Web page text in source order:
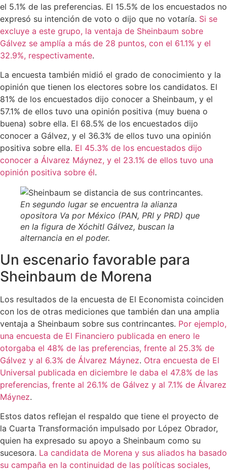
el 5.1% de las preferencias. El 15.5% de los encuestados no
expresó su intención de voto o dijo que no votaría. Si se
excluye a este grupo, la ventaja de Sheinbaum sobre
Gálvez se amplía a más de 28 puntos, con el 61.1% y el
32.9%, respectivamente.
La encuesta también midió el grado de conocimiento y la
opinión que tienen los electores sobre los candidatos. El
81% de los encuestados dijo conocer a Sheinbaum, y el
57.1% de ellos tuvo una opinión positiva (muy buena o
buena) sobre ella. El 68.5% de los encuestados dijo
conocer a Gálvez, y el 36.3% de ellos tuvo una opinión
positiva sobre ella. El 45.3% de los encuestados dijo
conocer a Álvarez Máynez, y el 23.1% de ellos tuvo una
opinión positiva sobre él.
En segundo lugar se encuentra la alianza
opositora Va por México (PAN, PRI y PRD) que
en la figura de Xóchitl Gálvez, buscan la
alternancia en el poder.
Un escenario favorable para
Sheinbaum de Morena
Los resultados de la encuesta de El Economista coinciden
con los de otras mediciones que también dan una amplia
ventaja a Sheinbaum sobre sus contrincantes. Por ejemplo,
una encuesta de El Financiero publicada en enero le
otorgaba el 48% de las preferencias, frente al 25.3% de
Gálvez y al 6.3% de Álvarez Máynez. Otra encuesta de El
Universal publicada en diciembre le daba el 47.8% de las
preferencias, frente al 26.1% de Gálvez y al 7.1% de Álvarez
Máynez.
Estos datos reflejan el respaldo que tiene el proyecto de
la Cuarta Transformación impulsado por López Obrador,
quien ha expresado su apoyo a Sheinbaum como su
sucesora. La candidata de Morena y sus aliados ha basado
su campaña en la continuidad de las políticas sociales,